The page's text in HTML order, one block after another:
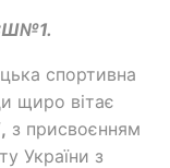
спортивна
щиро вітає
, з присвоєнням
України з